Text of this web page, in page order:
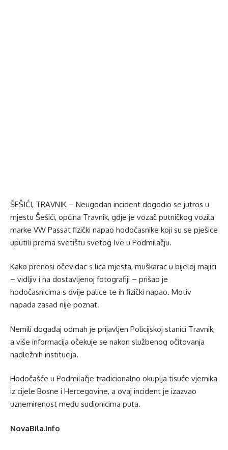
ŠEŠIĆI, TRAVNIK – Neugodan incident dogodio se jutros u
mjestu Šešići, općina Travnik, gdje je vozač putničkog vozila
marke VW Passat fizički napao hodočasnike koji su se pješice
uputili prema svetištu svetog Ive u Podmilačju.
Kako prenosi očevidac s lica mjesta, muškarac u bijeloj majici
– vidljiv i na dostavljenoj fotografiji – prišao je
hodočasnicima s dvije palice te ih fizički napao. Motiv
napada zasad nije poznat.
Nemili događaj odmah je prijavljen Policijskoj stanici Travnik,
a više informacija očekuje se nakon službenog očitovanja
nadležnih institucija.
Hodočašće u Podmilačje tradicionalno okuplja tisuće vjernika
iz cijele Bosne i Hercegovine, a ovaj incident je izazvao
uznemirenost među sudionicima puta.
NovaBila.info